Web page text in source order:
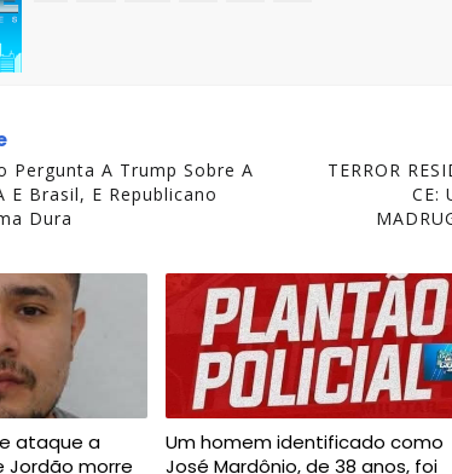
Pergunta A Trump Sobre A
E Brasil, E Republicano
Dura
TERROR
CE:
ataque a
Jordão morre
Um homem identificado como
José Mardônio, de 38 anos, foi